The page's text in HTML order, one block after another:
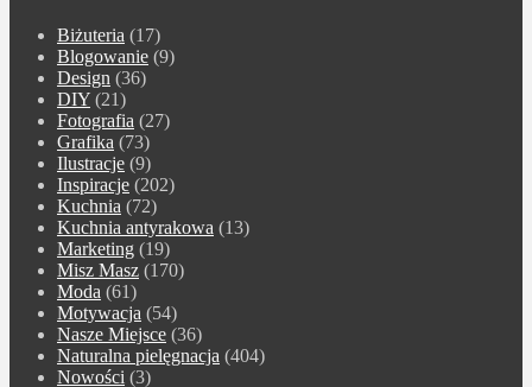
Biżuteria (17)
Blogowanie (9)
Design (36)
DIY (21)
Fotografia (27)
Grafika (73)
Ilustracje (9)
Inspiracje (202)
Kuchnia (72)
Kuchnia antyrakowa (13)
Marketing (19)
Misz Masz (170)
Moda (61)
Motywacja (54)
Nasze Miejsce (36)
Naturalna pielęgnacja (404)
Nowości (3)